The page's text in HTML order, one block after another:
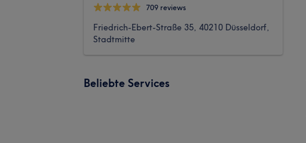
709 reviews
Friedrich-Ebert-Straße 35, 40210 Düsseldorf,
Stadtmitte
Beliebte Services